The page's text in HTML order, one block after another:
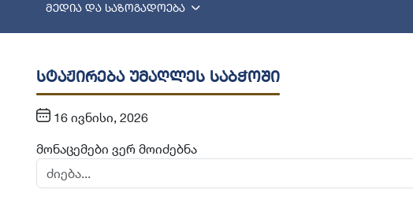
მედია და საზოგადოება
სტაჟირება უმაღლეს საბჭოში
16 ივნისი, 2026
მონაცემები ვერ მოიძებნა